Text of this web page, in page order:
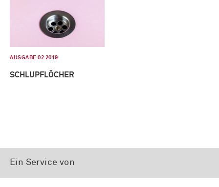
AUSGABE 02 2019
SCHLUPFLÖCHER
Ein Service von